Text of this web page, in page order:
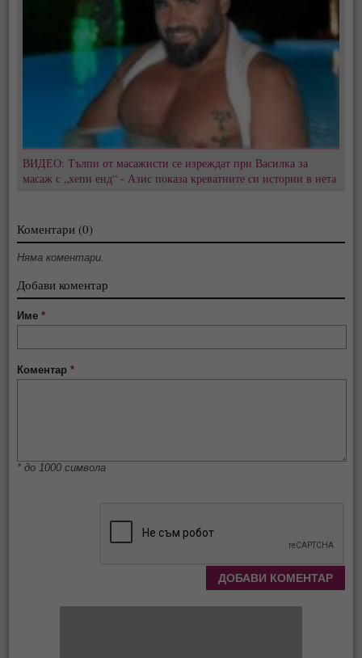
ВИДЕО: Тълпи от масажисти се изреждат при Василка за
масаж с „хепи енд“ - Азис показа креватните си истории в нета
Коментари (0)
Няма коментари.
Добави коментар
Име*
Коментар*
* до 1000 символа